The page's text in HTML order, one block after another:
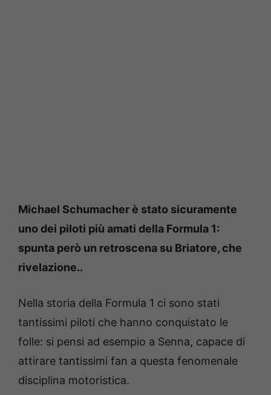
Michael Schumacher è stato sicuramente
uno dei piloti più amati della Formula 1:
spunta però un retroscena su Briatore, che
rivelazione..
Nella storia della Formula 1 ci sono stati
tantissimi piloti che hanno conquistato le
folle: si pensi ad esempio a Senna, capace di
attirare tantissimi fan a questa fenomenale
disciplina motoristica.